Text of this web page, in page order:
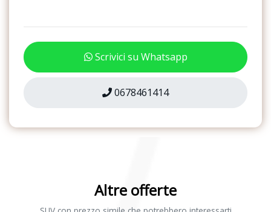
Predisposizione per telefono cellulare con bluetooth
Sedili anteriori con regolazione in altezza
Scrivici su Whatsapp
0678461414
Altre offerte